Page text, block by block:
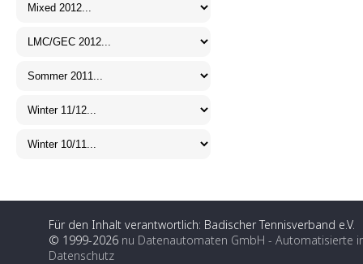
Für den Inhalt verantwortlich: Badischer Tennisverband e.V.
© 1999-2026 nu Datenautomaten GmbH - Automatisierte
Datenschutz